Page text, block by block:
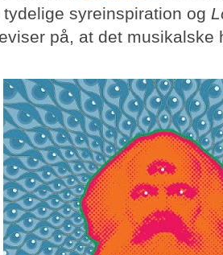
syreinspiration og
på, at det musikalske